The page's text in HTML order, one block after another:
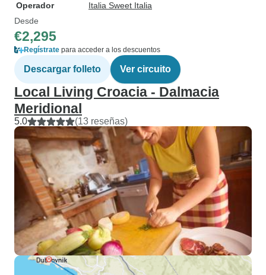
Operador
Italia Sweet Italia
Desde
€2,295
Regístrate para acceder a los descuentos
Descargar folleto Ver circuito
Local Living Croacia - Dalmacia
Meridional
5.0 (13 reseñas)